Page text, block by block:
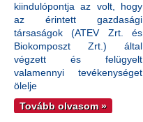
kiindulópontja az volt, hogy
az érintett gazdasági
társaságok (ATEV Zrt. és
Biokomposzt Zrt.) által
végzett és felügyelt
valamennyi tevékenységet
ölelje
Tovább olvasom »